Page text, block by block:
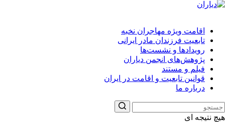
اقامت ویژه مهاجران نخبه
تابعیت فرزندان مادر ایرانی
رویدادها و نشست‌ها
پژوهش‌های انجمن دیاران
فیلم و مستند
قوانین تابعیت و اقامت در ایران
درباره ما
هیچ نتیجه ای